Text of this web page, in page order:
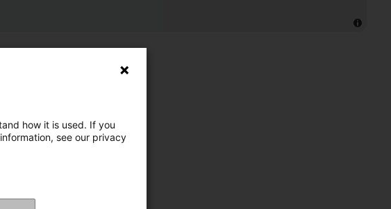
how it is used. If you
see our privacy